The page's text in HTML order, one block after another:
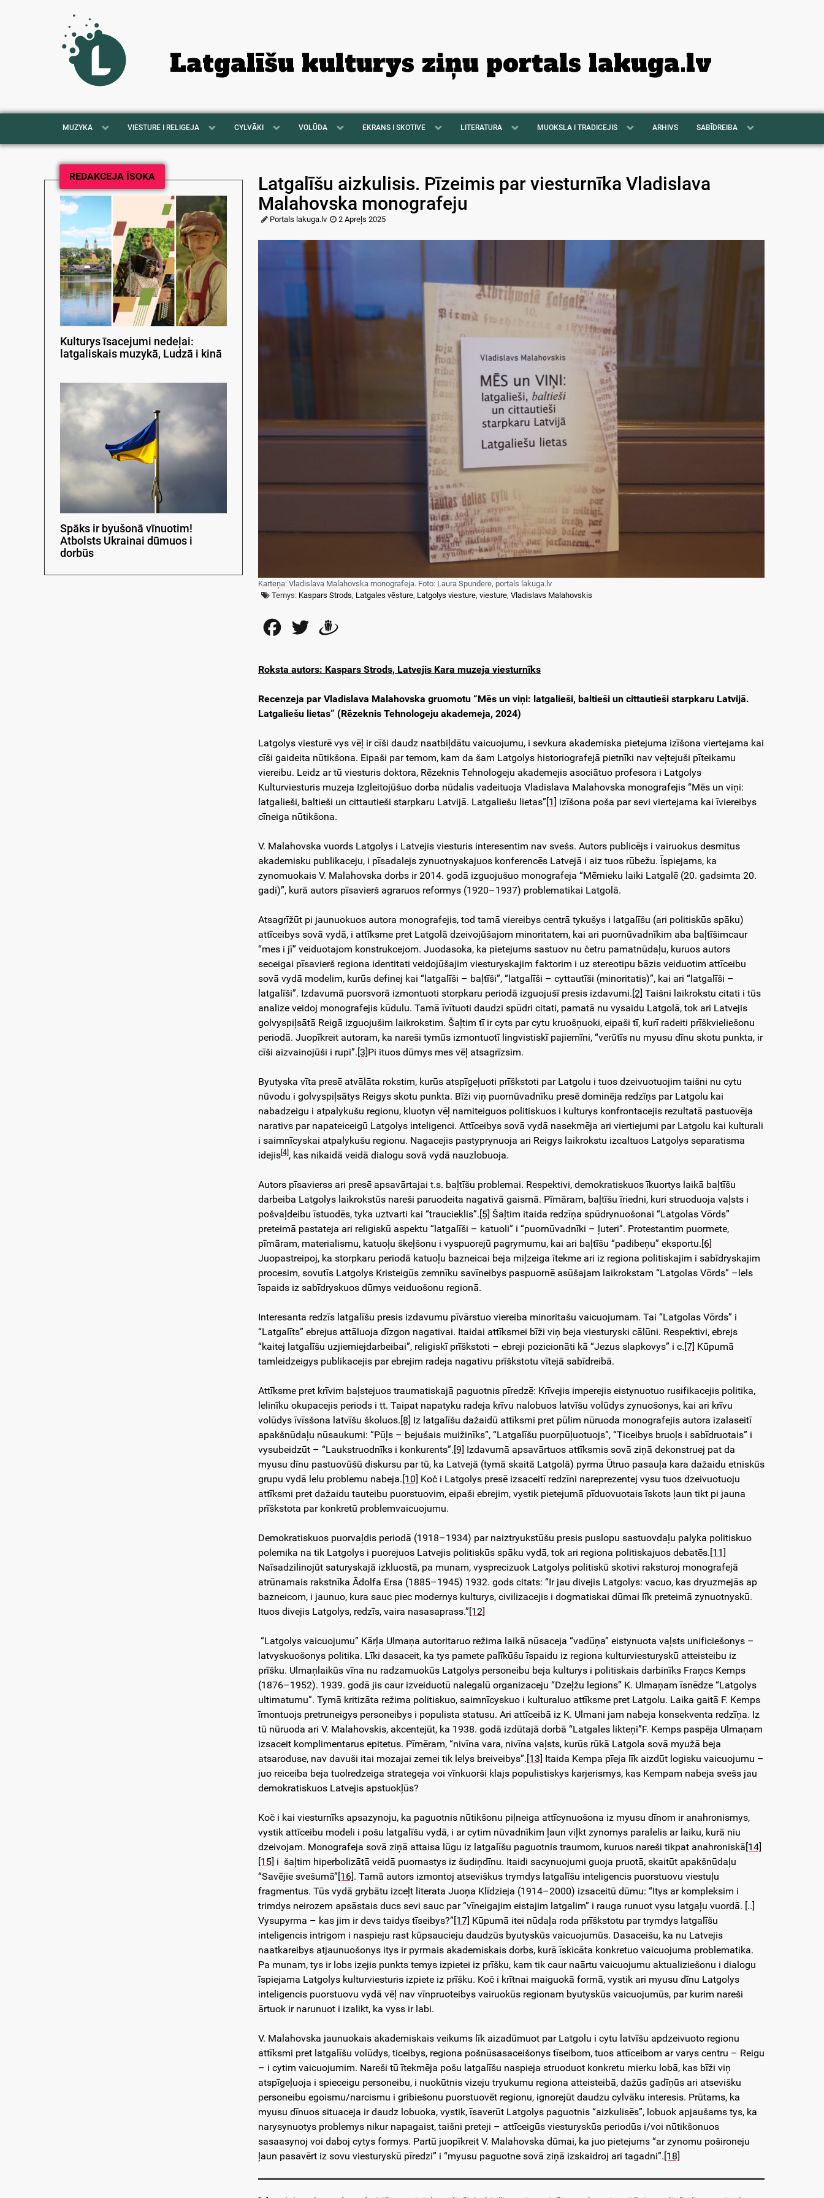
Latgalīšu kulturys ziņu portals lakuga.lv
MUZYKA VIESTURE I RELIGEJA CYLVĀKI VOLŪDA EKRANS I SKOTIVE LITERATURA MUOKSLA I TRADICEJIS ARHIVS SABĪDREIBA
REDAKCEJA ĪSOKA
Kulturys īsacejumi nedeļai:
latgaliskais muzykā, Ludzā i kinā
Spāks ir byušonā vīnuotim!
Atbolsts Ukrainai dūmuos i
dorbūs
Latgalīšu aizkulisis. Pīzeimis par viesturnīka Vladislava
Malahovska monografeju
Portals lakuga.lv 2 Apreļs 2025
Karteņa: Vladislava Malahovska monografeja. Foto: Laura Spundere, portals lakuga.lv
Temys: Kaspars Strods, Latgales vēsture, Latgolys viesture, viesture, Vladislavs Malahovskis
FacebookTwitter
Roksta autors: Kaspars Strods, Latvejis Kara muzeja viesturnīks
Recenzeja par Vladislava Malahovska gruomotu “Mēs un viņi: latgalieši, baltieši un cittautieši starpkaru Latvijā.
Latgaliešu lietas” (Rēzeknis Tehnologeju akademeja, 2024)
Latgolys viesturē vys vēļ ir cīši daudz naatbiļdātu vaicuojumu, i sevkura akademiska pietejuma izīšona viertejama kai
cīši gaideita nūtikšona. Eipaši par temom, kam da šam Latgolys historiografejā pietnīki nav veļtejuši pīteikamu
viereibu. Leidz ar tū viesturis doktora, Rēzeknis Tehnologeju akademejis asociātuo profesora i Latgolys
Kulturviesturis muzeja Izgleitojūšuo dorba nūdalis vadeituoja Vladislava Malahovska monografejis “Mēs un viņi:
latgalieši, baltieši un cittautieši starpkaru Latvijā. Latgaliešu lietas”[1] izīšona poša par sevi viertejama kai īviereibys
cīneiga nūtikšona.
V. Malahovska vuords Latgolys i Latvejis viesturis interesentim nav svešs. Autors publicējs i vairuokus desmitus
akademisku publikaceju, i pīsadalejs zynuotnyskajuos konferencēs Latvejā i aiz tuos rūbežu. Īspiejams, ka
zynomuokais V. Malahovska dorbs ir 2014. godā izguojušuo monografeja “Mērnieku laiki Latgalē (20. gadsimta 20.
gadi)”, kurā autors pīsavierš agraruos reformys (1920–1937) problematikai Latgolā.
Atsagrīžūt pi jaunuokuos autora monografejis, tod tamā viereibys centrā tykušys i latgalīšu (ari politiskūs spāku)
attīceibys sovā vydā, i attīksme pret Latgolā dzeivojūšajom minoritatem, kai ari puornūvadnīkim aba baļtīšimcaur
“mes i jī” veiduotajom konstrukcejom. Juodasoka, ka pietejums sastuov nu četru pamatnūdaļu, kuruos autors
seceigai pīsavierš regiona identitati veidojūšajim viesturyskajim faktorim i uz stereotipu bāzis veiduotim attīceibu
sovā vydā modelim, kurūs definej kai “latgalīši – baļtīši”, “latgalīši – cyttautīši (minoritatis)”, kai ari “latgalīši –
latgalīši”. Izdavumā puorsvorā izmontuoti storpkaru periodā izguojušī presis izdavumi.[2] Taišni laikrokstu citati i tūs
analize veidoj monografejis kūdulu. Tamā īvītuoti daudzi spūdri citati, pamatā nu vysaidu Latgolā, tok ari Latvejis
golvyspiļsātā Reigā izguojušim laikrokstim. Šaļtim tī ir cyts par cytu kruošņuoki, eipaši tī, kurī radeiti prīškvieliešonu
periodā. Juopīkreit autoram, ka nareši tymūs izmontuotī lingvistiskī pajiemīni, “verūtīs nu myusu dīnu skotu punkta, ir
cīši aizvainojūši i rupi”.[3]Pi ituos dūmys mes vēļ atsagrīzsim.
Byutyska vīta presē atvālāta rokstim, kurūs atspīgeļuoti prīškstoti par Latgolu i tuos dzeivuotuojim taišni nu cytu
nūvodu i golvyspiļsātys Reigys skotu punkta. Bīži viņ puornūvadnīku presē dominēja redzīņs par Latgolu kai
nabadzeigu i atpalykušu regionu, kluotyn vēļ namiteiguos politiskuos i kulturys konfrontacejis rezultatā pastuovēja
narativs par napateiceigū Latgolys inteligenci. Attīceibys sovā vydā nasekmēja ari viertiejumi par Latgolu kai kulturali
i saimnīcyskai atpalykušu regionu. Nagacejis pastyprynuoja ari Reigys laikrokstu izcaltuos Latgolys separatisma
idejis [4] , kas nikaidā veidā dialogu sovā vydā nauzlobuoja.
Autors pīsavierss ari presē apsavārtajai t.s. baļtīšu problemai. Respektivi, demokratiskuos īkuortys laikā baļtīšu
darbeiba Latgolys laikrokstūs nareši paruodeita nagativā gaismā. Pīmāram, baļtīšu īriedni, kuri struoduoja vaļsts i
pošvaļdeibu īstuodēs, tyka uztvarti kai “traucieklis”.[5] Šaļtim itaida redzīņa spūdrynuošonai “Latgolas Vōrds”
preteimā pastateja ari religiskū aspektu “latgalīši – katuoli” i “puornūvadnīki – ļuteri”. Protestantim puormete,
pīmāram, materialismu, katuoļu škeļšonu i vyspuorejū pagrymumu, kai ari baļtīšu “padibeņu” eksportu.[6]
Juopastreipoj, ka storpkaru periodā katuoļu bazneicai beja miļzeiga ītekme ari iz regiona politiskajim i sabīdryskajim
procesim, sovutīs Latgolys Kristeigūs zemnīku savīneibys paspuornē asūšajam laikrokstam “Latgolas Vōrds” –lels
īspaids iz sabīdryskuos dūmys veiduošonu regionā.
Interesanta redzīs latgalīšu presis izdavumu pīvārstuo viereiba minoritašu vaicuojumam. Tai “Latgolas Vōrds” i
“Latgalīts” ebrejus attāluoja dīzgon nagativai. Itaidai attīksmei bīži viņ beja viesturyski cālūni. Respektivi, ebrejs
“kaitej latgalīšu uzjiemiejdarbeibai”, religiskī prīškstoti – ebreji pozicionāti kā “Jezus slapkovys” i c.[7] Kūpumā
tamleidzeigys publikacejis par ebrejim radeja nagativu prīškstotu vītejā sabīdreibā.
Attīksme pret krīvim baļstejuos traumatiskajā paguotnis pīredzē: Krīvejis imperejis eistynuotuo rusifikacejis politika,
lelinīku okupacejis periods i tt. Taipat napatyku radeja krīvu nalobuos latvīšu volūdys zynuošonys, kai ari krīvu
volūdys īvīsšona latvīšu školuos.[8] Iz latgalīšu dažaidū attīksmi pret pūlim nūruoda monografejis autora izalaseitī
apakšnūdaļu nūsaukumi: “Pūļs – bejušais muižinīks”, “Latgalīšu puorpūļuotuojs”, “Ticeibys bruoļs i sabīdruotais” i
vysubeidzūt – “Laukstruodnīks i konkurents”.[9] Izdavumā apsavārtuos attīksmis sovā ziņā dekonstruej pat da
myusu dīnu pastuovūšū diskursu par tū, ka Latvejā (tymā skaitā Latgolā) pyrma Ūtruo pasauļa kara dažaidu etniskūs
grupu vydā lelu problemu nabeja.[10] Koč i Latgolys presē izsaceitī redzīni nareprezentej vysu tuos dzeivuotuoju
attīksmi pret dažaidu tauteibu puorstuovim, eipaši ebrejim, vystik pietejumā pīduovuotais īskots ļaun tikt pi jauna
prīškstota par konkretū problemvaicuojumu.
Demokratiskuos puorvaļdis periodā (1918–1934) par naiztryukstūšu presis puslopu sastuovdaļu palyka politiskuo
polemika na tik Latgolys i puorejuos Latvejis politiskūs spāku vydā, tok ari regiona politiskajuos debatēs.[11]
Naīsadzilinojūt saturyskajā izkluostā, pa munam, vysprecizuok Latgolys politiskū skotivi raksturoj monografejā
atrūnamais rakstnīka Ādolfa Ersa (1885–1945) 1932. gods citats: “Ir jau divejis Latgolys: vacuo, kas dryuzmejās ap
bazneicom, i jaunuo, kura sauc piec modernys kulturys, civilizacejis i dogmatiskai dūmai līk preteimā zynuotnyskū.
Ituos divejis Latgolys, redzīs, vaira nasasaprass.”[12]
“Latgolys vaicuojumu” Kārļa Ulmaņa autoritaruo režima laikā nūsaceja “vadūņa” eistynuota vaļsts unificiešonys –
latvyskuošonys politika. Līki dasaceit, ka tys pamete palīkūšu īspaidu iz regiona kulturviesturyskū atteisteibu iz
prīšku. Ulmaņlaikūs vīna nu radzamuokūs Latgolys personeibu beja kulturys i politiskais darbinīks Fraņcs Kemps
(1876–1952). 1939. godā jis caur izveiduotū nalegalū organizaceju “Dzeļžu legions” K. Ulmaņam īsnēdze “Latgolys
ultimatumu”. Tymā kritizāta režima politiskuo, saimnīcyskuo i kulturaluo attīksme pret Latgolu. Laika gaitā F. Kemps
īmontuojs pretruneigys personeibys i populista statusu. Ari attīceibā iz K. Ulmani jam nabeja konsekventa redzīņa. Iz
tū nūruoda ari V. Malahovskis, akcentejūt, ka 1938. godā izdūtajā dorbā “Latgales likteņi”F. Kemps paspēja Ulmaņam
izsaceit komplimentarus epitetus. Pīmēram, “nivīna vara, nivīna vaļsts, kurūs rūkā Latgola sovā myužā beja
atsaroduse, nav davuši itai mozajai zemei tik lelys breiveibys”.[13] Itaida Kempa pīeja līk aizdūt logisku vaicuojumu –
juo reiceiba beja tuolredzeiga strategeja voi vīnkuorši klajs populistiskys karjerismys, kas Kempam nabeja svešs jau
demokratiskuos Latvejis apstuokļūs?
Koč i kai viesturnīks apsazynoju, ka paguotnis nūtikšonu piļneiga attīcynuošona iz myusu dīnom ir anahronismys,
vystik attīceibu modeli i pošu latgalīšu vydā, i ar cytim nūvadnīkim ļaun viļkt zynomys paralelis ar laiku, kurā niu
dzeivojam. Monografeja sovā ziņā attaisa lūgu iz latgalīšu paguotnis traumom, kuruos nareši tikpat anahroniskā[14]
[15] i šaļtim hiperbolizātā veidā puornastys iz šudiņdīnu. Itaidi sacynuojumi guoja pruotā, skaitūt apakšnūdaļu
“Savējie svešumā”[16]. Tamā autors izmontoj atseviškus trymdys latgalīšu inteligencis puorstuovu viestuļu
fragmentus. Tūs vydā grybātu izceļt literata Juoņa Klīdzieja (1914–2000) izsaceitū dūmu: “Itys ar kompleksim i
trimdys neirozem apsāstais ducs sevi sauc par “vīneigajim eistajim latgalim” i rauga runuot vysu latgaļu vuordā. [..]
Vysupyrma – kas jim ir devs taidys tīseibys?”[17] Kūpumā itei nūdaļa roda prīškstotu par trymdys latgalīšu
inteligencis intrigom i naspieju rast kūpsaucieju daudzūs byutyskūs vaicuojumūs. Dasaceišu, ka nu Latvejis
naatkareibys atjaunuošonys itys ir pyrmais akademiskais dorbs, kurā īskicāta konkretuo vaicuojuma problematika.
Pa munam, tys ir lobs izejis punkts temys izpietei iz prīšku, kam tik caur naārtu vaicuojumu aktualiziešonu i dialogu
īspiejama Latgolys kulturviesturis izpiete iz prīšku. Koč i krītnai maiguokā formā, vystik ari myusu dīnu Latgolys
inteligencis puorstuovu vydā vēļ nav vīnpruoteibys vairuokūs regionam byutyskūs vaicuojumūs, par kurim nareši
ārtuok ir narunuot i izalikt, ka vyss ir labi.
V. Malahovska jaunuokais akademiskais veikums līk aizadūmuot par Latgolu i cytu latvīšu apdzeivuoto regionu
attīksmi pret latgalīšu volūdys, ticeibys, regiona pošnūsasaceišonys tīseibom, tuos attīceibom ar varys centru – Reigu
– i cytim vaicuojumim. Nareši tū ītekmēja pošu latgalīšu naspieja struoduot konkretu mierku lobā, kas bīži viņ
atspīgeļuoja i spieceigu personeibu, i nuokūtnis vizeju tryukumu regiona atteisteibā, dažūs gadīņūs ari atsevišku
personeibu egoismu/narcismu i gribiešonu puorstuovēt regionu, ignorejūt daudzu cylvāku interesis. Prūtams, ka
myusu dīnuos situaceja ir daudz lobuoka, vystik, īsaverūt Latgolys paguotnis “aizkulisēs”, lobuok apjaušams tys, ka
narysynuotys problemys nikur napagaist, taišni preteji – attīceigūs viesturyskūs periodūs i/voi nūtikšonuos
sasaasynoj voi daboj cytys formys. Partū juopīkreit V. Malahovska dūmai, ka juo pietejums “ar zynomu pošironeju
ļaun pasavērt iz sovu viesturyskū pīredzi” i “myusu paguotne sovā ziņā izskaidroj ari tagadni”.[18]